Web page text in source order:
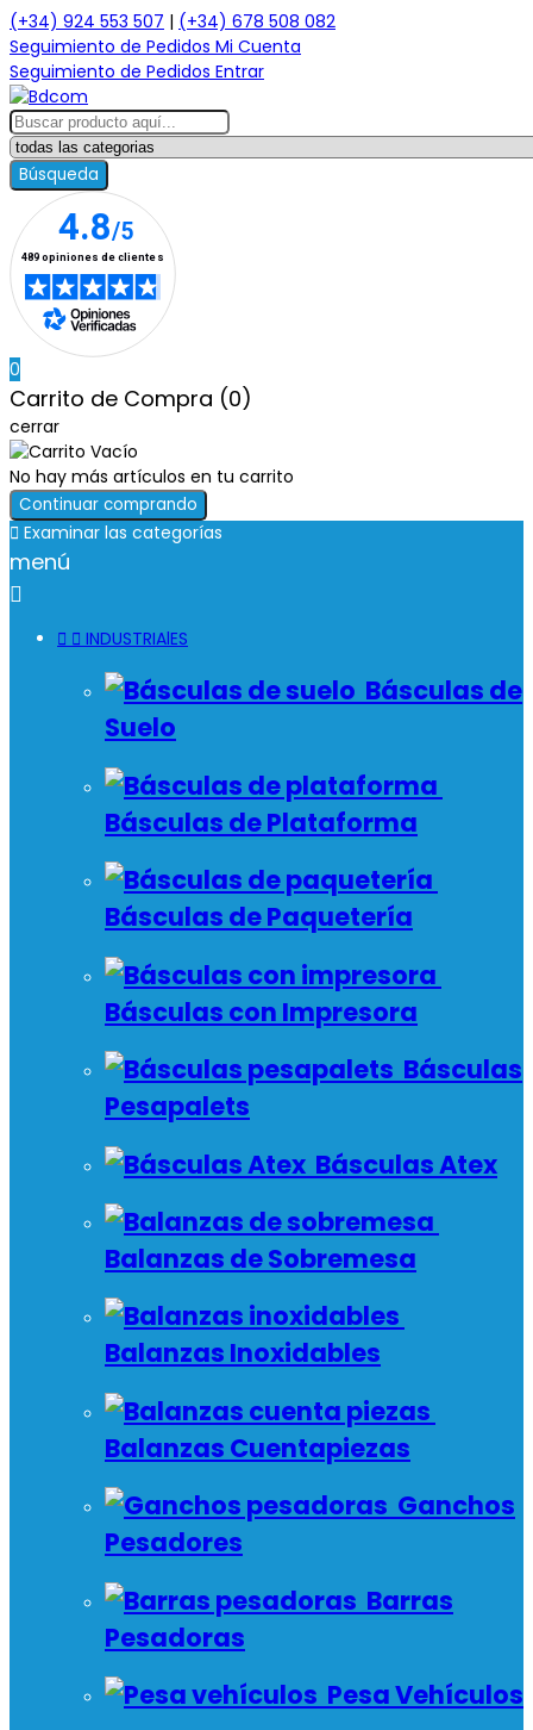
(+34) 924 553 507 | (+34) 678 508 082
Seguimiento de Pedidos Mi Cuenta
Seguimiento de Pedidos Entrar
Búsqueda
0
Carrito de Compra (0)
cerrar
No hay más artículos en tu carrito
Continuar comprando
 Examinar las categorías
menú

  INDUSTRIAlES
Básculas de
Suelo
Básculas de Plataforma
Básculas de Paquetería
Básculas con Impresora
Básculas
Pesapalets
Básculas Atex
Balanzas de Sobremesa
Balanzas Inoxidables
Balanzas Cuentapiezas
Ganchos
Pesadores
Barras
Pesadoras
Pesa Vehículos